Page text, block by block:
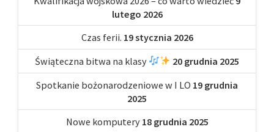
lutego 2026
Czas ferii. 19 stycznia 2026
Świąteczna bitwa na klasy
20 grudnia 2025
Spotkanie bożonarodzeniowe w I LO 19 grudnia
2025
Nowe komputery 18 grudnia 2025